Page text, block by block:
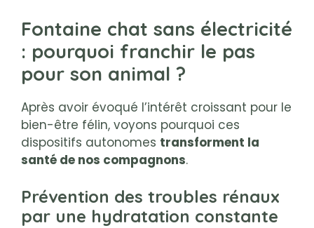
Fontaine chat sans électricité
: pourquoi franchir le pas
pour son animal ?
Après avoir évoqué l’intérêt croissant pour le
bien-être félin, voyons pourquoi ces
dispositifs autonomes transforment la
santé de nos compagnons.
Prévention des troubles rénaux
par une hydratation constante